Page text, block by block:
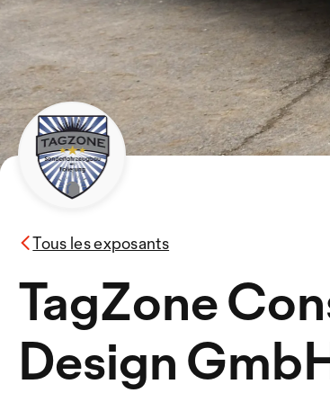
Tous les exposants
TagZone
Design